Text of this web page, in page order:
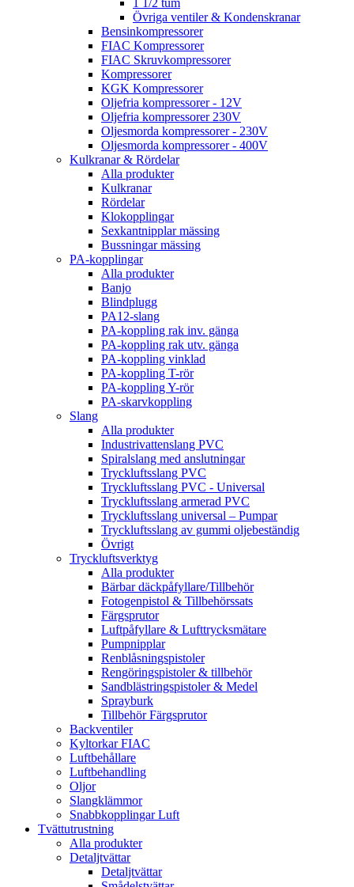
1 1/2 tum
Övriga ventiler & Kondenskranar
Bensinkompressorer
FIAC Kompressorer
FIAC Skruvkompressorer
Kompressorer
KGK Kompressorer
Oljefria kompressorer - 12V
Oljefria kompressorer 230V
Oljesmorda kompressorer - 230V
Oljesmorda kompressorer - 400V
Kulkranar & Rördelar
Alla produkter
Kulkranar
Rördelar
Klokopplingar
Sexkantnipplar mässing
Bussningar mässing
PA-kopplingar
Alla produkter
Banjo
Blindplugg
PA12-slang
PA-koppling rak inv. gänga
PA-koppling rak utv. gänga
PA-koppling vinklad
PA-koppling T-rör
PA-koppling Y-rör
PA-skarvkoppling
Slang
Alla produkter
Industrivattenslang PVC
Spiralslang med anslutningar
Tryckluftsslang PVC
Tryckluftsslang PVC - Universal
Tryckluftsslang armerad PVC
Tryckluftsslang universal – Pumpar
Tryckluftsslang av gummi oljebeständig
Övrigt
Tryckluftsverktyg
Alla produkter
Bärbar däckpåfyllare/Tillbehör
Fotogenpistol & Tillbehörssats
Färgsprutor
Luftpåfyllare & Lufttrycksmätare
Pumpnipplar
Renblåsningspistoler
Rengöringspistoler & tillbehör
Sandblästringspistoler & Medel
Sprayburk
Tillbehör Färgsprutor
Backventiler
Kyltorkar FIAC
Luftbehållare
Luftbehandling
Oljor
Slangklämmor
Snabbkopplingar Luft
Tvättutrustning
Alla produkter
Detaljtvättar
Detaljtvättar